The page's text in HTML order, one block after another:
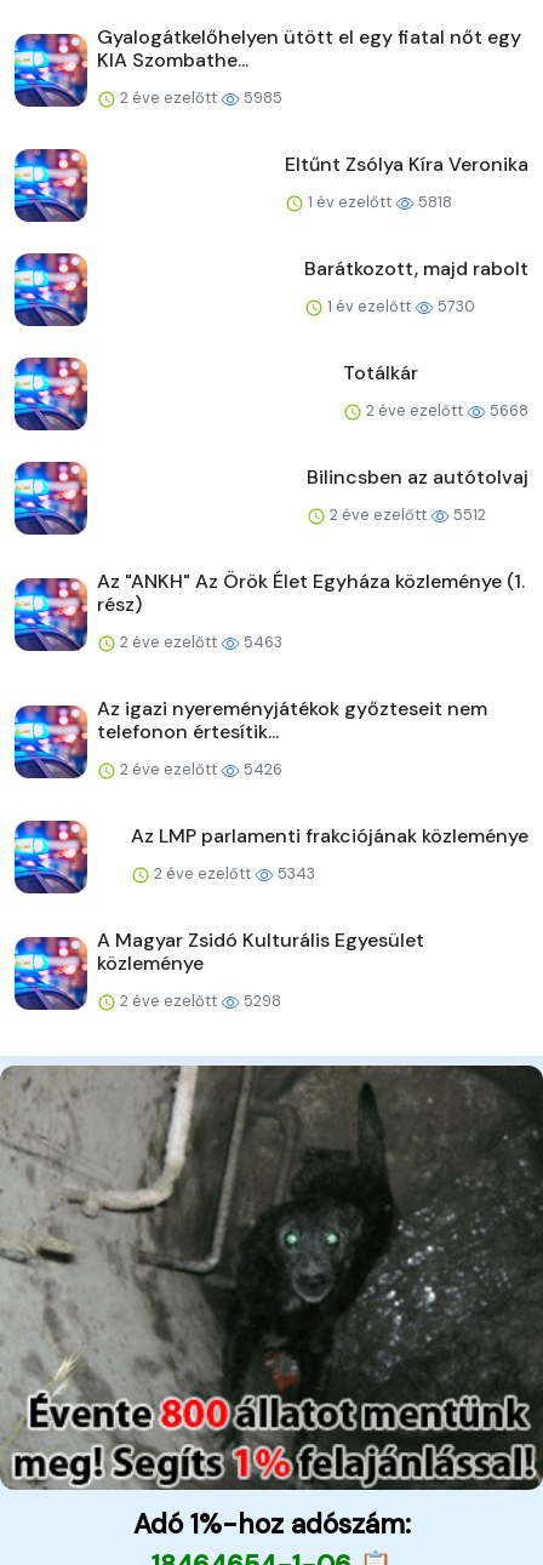
Gyalogátkelőhelyen ütött el egy fiatal nőt egy
KIA Szombathe...
2 éve ezelőtt 5985
Eltűnt Zsólya Kíra Veronika
1 év ezelőtt 5818
Barátkozott, majd rabolt
1 év ezelőtt 5730
Totálkár
2 éve ezelőtt 5668
Bilincsben az autótolvaj
2 éve ezelőtt 5512
Az "ANKH" Az Örök Élet Egyháza közleménye (1.
rész)
2 éve ezelőtt 5463
Az igazi nyereményjátékok győzteseit nem
telefonon értesítik...
2 éve ezelőtt 5426
Az LMP parlamenti frakciójának közleménye
2 éve ezelőtt 5343
A Magyar Zsidó Kulturális Egyesület
közleménye
2 éve ezelőtt 5298
Adó 1%-hoz adószám: